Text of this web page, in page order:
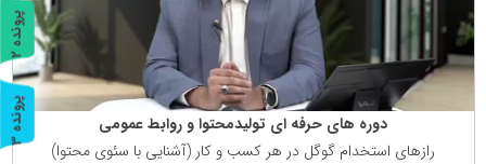
دوره های حرفه ای تولیدمحتوا و روابط عمومی
رازهای استخدام گوگل در هر كسب و كار (آشنایی با سئوی محتوا)
پ
ر
و
ن
د
ه
2
پ
ر
و
ن
د
ه
3